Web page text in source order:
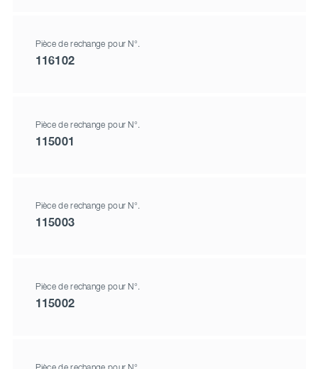
Pièce de rechange pour N°.
116102
Pièce de rechange pour N°.
115001
Pièce de rechange pour N°.
115003
Pièce de rechange pour N°.
115002